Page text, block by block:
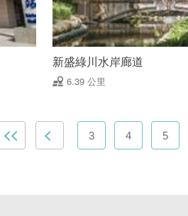
新盛綠川水岸廊道
6.39 公里
3 4 5